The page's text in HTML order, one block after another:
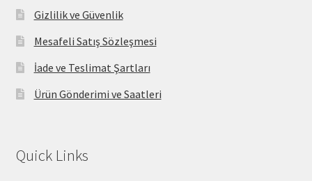
Gizlilik ve Güvenlik
Mesafeli Satış Sözleşmesi
İade ve Teslimat Şartları
Ürün Gönderimi ve Saatleri
Quick Links